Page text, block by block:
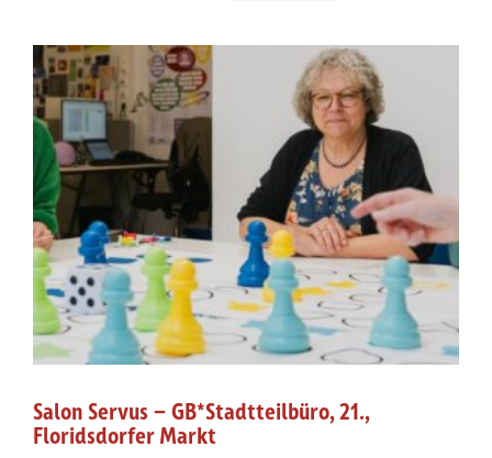
Salon Servus – GB*Stadtteilbüro, 21.,
Floridsdorfer Markt